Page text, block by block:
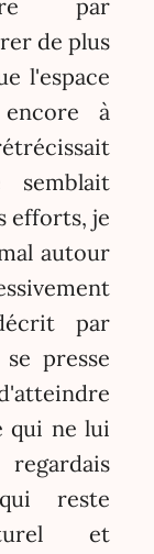
par
de plus
l'espace
à
efforts, je
autour
par
presse
qui ne lui
reste
et